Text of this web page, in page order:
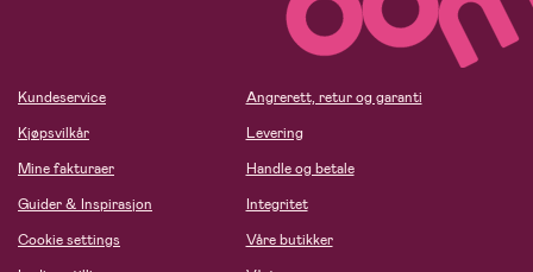
Kundeservice
Kjøpsvilkår
Mine fakturaer
Guider & Inspirasjon
Cookie settings
Angrerett, retur og garanti
Levering
Handle og betale
Integritet
Våre butikker